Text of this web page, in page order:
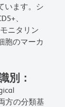
います。シ
、
ニタリン
胞のマーカ
別：
方の分類基